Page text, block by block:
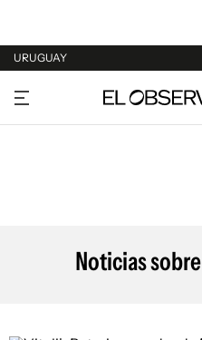
URUGUAY
URUGUAY
ARGENTINA
Noticias sobre